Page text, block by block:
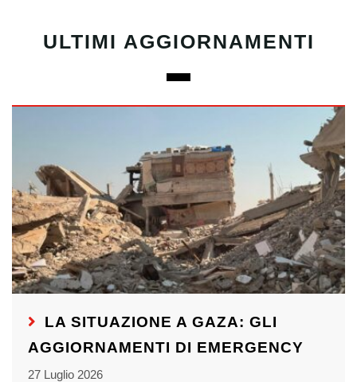
ULTIMI AGGIORNAMENTI
LA SITUAZIONE A GAZA: GLI
AGGIORNAMENTI DI EMERGENCY
27 Luglio 2026